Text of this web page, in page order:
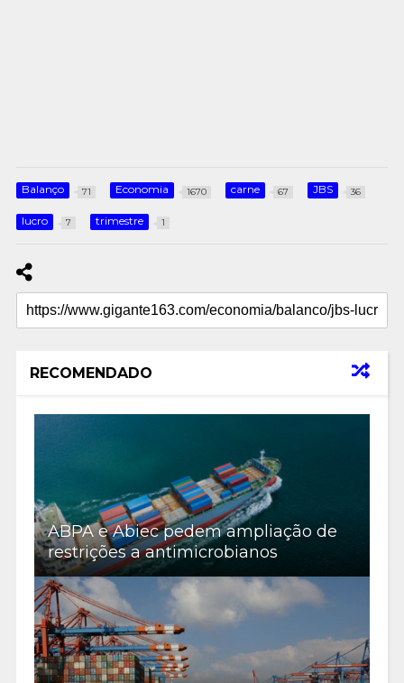
Balanço 71 Economia 1670 carne 67 JBS 36
lucro 7 trimestre 1
RECOMENDADO
ABPA e Abiec pedem ampliação de
restrições a antimicrobianos